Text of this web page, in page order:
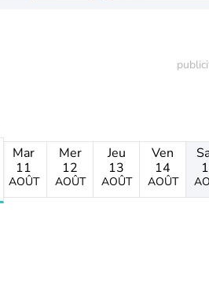
Mar
11
AOÛT
Mer
12
AOÛT
Jeu
13
AOÛT
Ven
14
AOÛT